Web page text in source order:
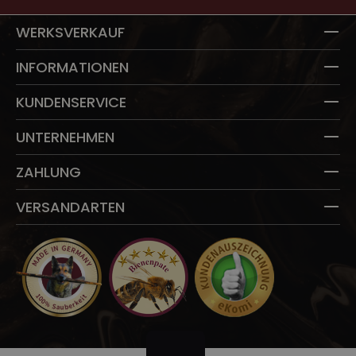
WERKSVERKAUF
INFORMATIONEN
KUNDENSERVICE
UNTERNEHMEN
ZAHLUNG
VERSANDARTEN